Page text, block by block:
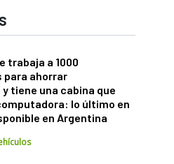
trabaja a 1000
para ahorrar
tiene una cabina que
lo último en
en Argentina